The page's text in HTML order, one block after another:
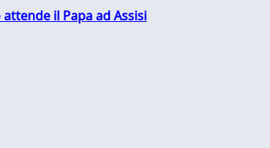
il Papa ad Assisi